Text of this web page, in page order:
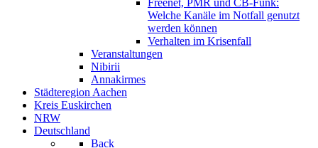
Freenet, PMR und CB-Funk:
Welche Kanäle im Notfall genutzt
werden können
Verhalten im Krisenfall
Veranstaltungen
Nibirii
Annakirmes
Städteregion Aachen
Kreis Euskirchen
NRW
Deutschland
Back